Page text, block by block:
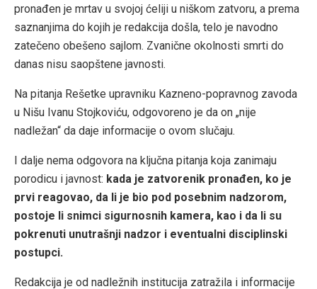
pronađen je mrtav u svojoj ćeliji u niškom zatvoru, a prema
saznanjima do kojih je redakcija došla, telo je navodno
zatečeno obešeno sajlom. Zvanične okolnosti smrti do
danas nisu saopštene javnosti.
Na pitanja Rešetke upravniku Kazneno-popravnog zavoda
u Nišu Ivanu Stojkoviću, odgovoreno je da on „nije
nadležan“ da daje informacije o ovom slučaju.
I dalje nema odgovora na ključna pitanja koja zanimaju
porodicu i javnost: kada je zatvorenik pronađen, ko je
prvi reagovao, da li je bio pod posebnim nadzorom,
postoje li snimci sigurnosnih kamera, kao i da li su
pokrenuti unutrašnji nadzor i eventualni disciplinski
postupci.
Redakcija je od nadležnih institucija zatražila i informacije